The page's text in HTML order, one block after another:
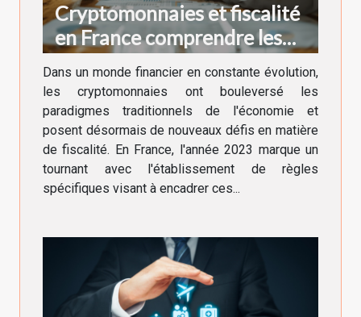
Cryptomonnaies et fiscalité
en France comprendre les
implications en 2023
Dans un monde financier en constante évolution,
les cryptomonnaies ont bouleversé les
paradigmes traditionnels de l'économie et
posent désormais de nouveaux défis en matière
de fiscalité. En France, l'année 2023 marque un
tournant avec l'établissement de règles
spécifiques visant à encadrer ces...